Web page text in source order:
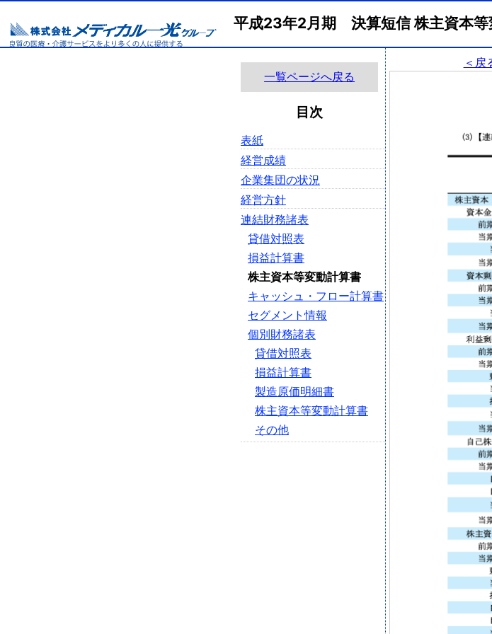
平成23年2月期 決算短信 株主資本
一覧ページへ戻る
目次
表紙
経営成績
企業集団の状況
経営方針
連結財務諸表
貸借対照表
損益計算書
株主資本等変動計算書
キャッシュ・フロー計算書
セグメント情報
個別財務諸表
貸借対照表
損益計算書
製造原価明細書
株主資本等変動計算書
その他
＜戻